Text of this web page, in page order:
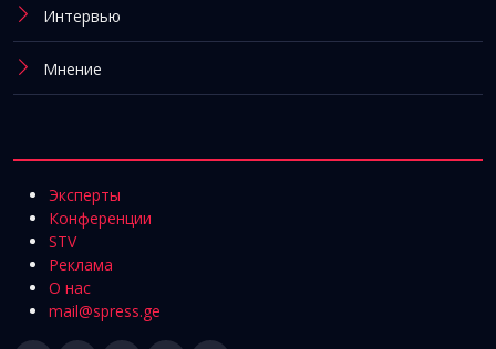
Интервью
Мнение
Эксперты
Конференции
STV
Реклама
О нас
mail@spress.ge